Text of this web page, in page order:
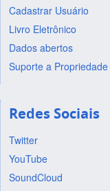
Cadastrar Usuário
Livro Eletrônico
Dados abertos
Suporte a
Redes Sociais
Twitter
YouTube
SoundCloud